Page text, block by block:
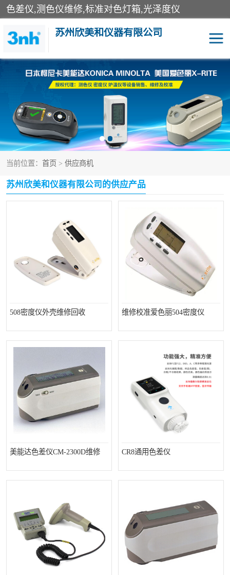
色差仪,测色仪维修,标准对色灯箱,光泽度仪
苏州欣美和仪器有限公司
当前位置： 首页 > 供应商机
苏州欣美和仪器有限公司的供应产品
508密度仪外壳维修回收 维修校准爱色丽504密度仪
美能达色差仪CM-2300D维修 CR8通用色差仪
3nh色差仪 色差宝
分光色差仪 DOHO色差仪
美能达色差计 爱色丽测色仪
3nh分光测色仪
光泽度仪 涂层测厚仪
TILO对色灯箱
印刷密度仪 图像测试卡
色差仪维修 美能达色差仪维修
校色仪维修
行业色差仪 区域测色仪
通用仪器产品 彩谱色差仪
色差仪配件
印刷看样台 哈希HACH检测仪
条码扫描仪维修